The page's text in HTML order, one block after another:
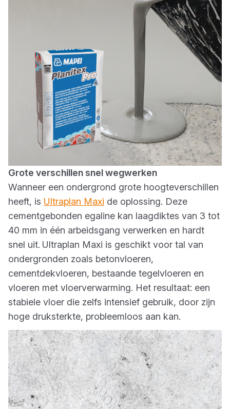
Grote verschillen snel wegwerken
Wanneer een ondergrond grote hoogteverschillen
heeft, is Ultraplan Maxi de oplossing. Deze
cementgebonden egaline kan laagdiktes van 3 tot
40 mm in één arbeidsgang verwerken en hardt
snel uit. Ultraplan Maxi is geschikt voor tal van
ondergronden zoals betonvloeren,
cementdekvloeren, bestaande tegelvloeren en
vloeren met vloerverwarming. Het resultaat: een
stabiele vloer die zelfs intensief gebruik, door zijn
hoge druksterkte, probleemloos aan kan.